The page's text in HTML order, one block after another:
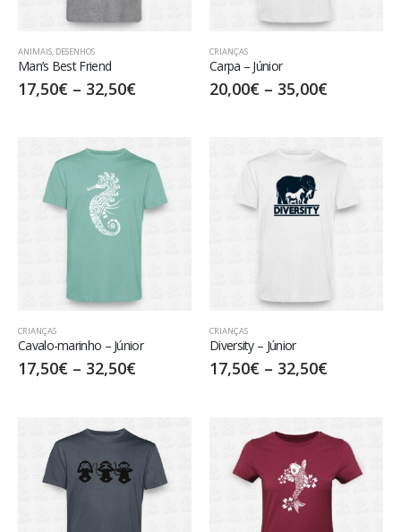
ANIMAIS, DESENHOS
Man’s Best Friend
17,50€ – 32,50€
CRIANÇAS
Carpa – Júnior
20,00€ – 35,00€
CRIANÇAS
Cavalo-marinho – Júnior
17,50€ – 32,50€
CRIANÇAS
Diversity – Júnior
17,50€ – 32,50€